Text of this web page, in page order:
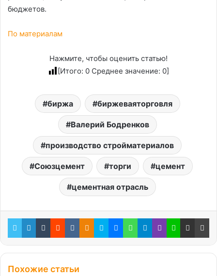
бюджетов.
По материалам
Нажмите, чтобы оценить статью!
[Итого: 0 Среднее значение: 0]
биржа биржеваяторговля
Валерий Бодренков
производство стройматериалов
Союзцемент торги цемент
цементная отрасль
TwitterLinkedInTumblrRedditВконтакте
Одноклассники
SkypeMessenger
WhatsApp
Telegram
ViberLine Поделиться через электронную почту
Похожие статьи